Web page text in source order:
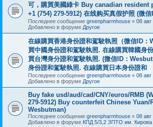
可，購買美國綠卡 Buy canadian resident
+1 (754) 279-5912) 在线购买真假护照 (微
Последнее сообщение greenpharmhouse « 08
Добавлено в форуме Другое
在線購買香港身份證和駕駛執照（微信ID
買中國身份證和駕駛執照. 在線購買韓國身
買台灣身分證和駕駛執照. (微信ID：
身份證和駕駛執照. 在線購買日本身份證和
Последнее сообщение greenpharmhouse « 08
Добавлено в форуме Другое
Buy fake usd/aud/cad/CNY/euros/RMB
279-5912) Buy counterfeit Chinese Yuan/
Wesbutman)
Последнее сообщение greenpharmhouse « 08
Добавлено в форуме КПД 5/3,2 ЗПТО им. Кирова